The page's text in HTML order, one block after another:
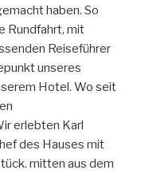
haben. So
Rundfahrt, mit
Reiseführer
unseres
Hotel. Wo seit
erlebten Karl
des Hauses mit
mitten aus dem